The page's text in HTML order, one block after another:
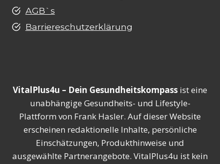
AGB`s
Barriereschutzerklärung
VitalPlus4u – Dein Gesundheitskompass ist eine
unabhängige Gesundheits- und Lifestyle-
Plattform von Frank Hasler. Auf dieser Website
erscheinen redaktionelle Inhalte, persönliche
Einschätzungen, Produkthinweise und
ausgewählte Partnerangebote. VitalPlus4u ist kein